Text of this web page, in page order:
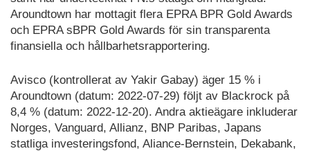
Aroundtown har mottagit flera EPRA BPR Gold Awards
och EPRA sBPR Gold Awards för sin transparenta
finansiella och hållbarhetsrapportering.
Avisco (kontrollerat av Yakir Gabay) äger 15 % i
Aroundtown (datum: 2022-07-29) följt av Blackrock på
8,4 % (datum: 2022-12-20). Andra aktieägare inkluderar
Norges, Vanguard, Allianz, BNP Paribas, Japans
statliga investeringsfond, Aliance-Bernstein, Dekabank,